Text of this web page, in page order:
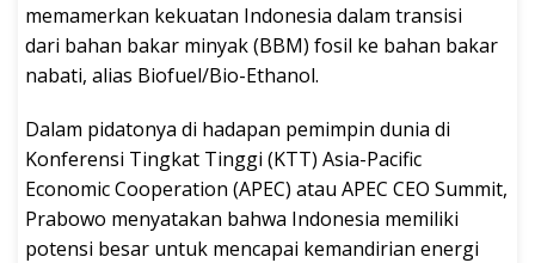
memamerkan kekuatan Indonesia dalam transisi
dari bahan bakar minyak (BBM) fosil ke bahan bakar
nabati, alias Biofuel/Bio-Ethanol.
Dalam pidatonya di hadapan pemimpin dunia di
Konferensi Tingkat Tinggi (KTT) Asia-Pacific
Economic Cooperation (APEC) atau APEC CEO Summit,
Prabowo menyatakan bahwa Indonesia memiliki
potensi besar untuk mencapai kemandirian energi